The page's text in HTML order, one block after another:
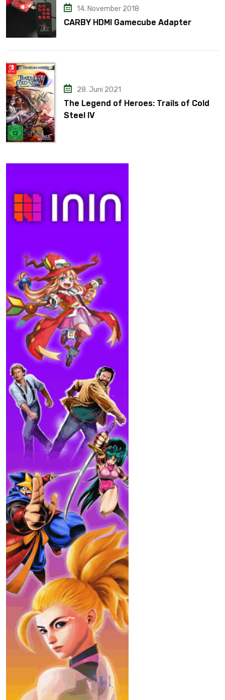
14. November 2018
CARBY HDMI Gamecube Adapter
28. Juni 2021
The Legend of Heroes: Trails of Cold
Steel IV